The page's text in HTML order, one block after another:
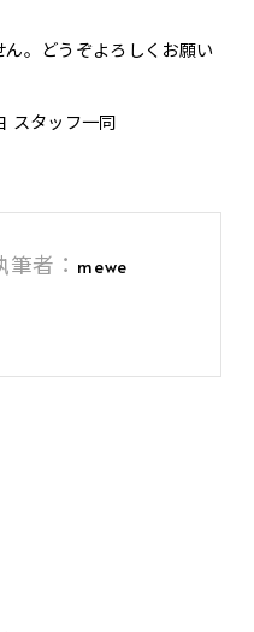
。どうぞよろしくお願い
スタッフ一同
筆者： mewe